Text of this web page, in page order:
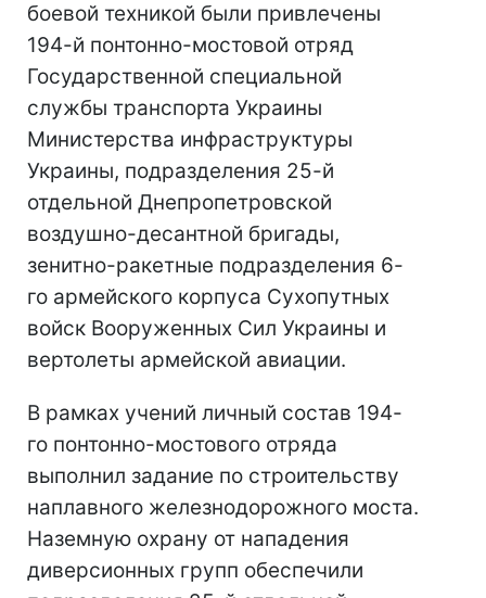
боевой техникой были привлечены
194-й понтонно-мостовой отряд
Государственной специальной
службы транспорта Украины
Министерства инфраструктуры
Украины, подразделения 25-й
отдельной Днепропетровской
воздушно-десантной бригады,
зенитно-ракетные подразделения 6-
го армейского корпуса Сухопутных
войск Вооруженных Сил Украины и
вертолеты армейской авиации.
В рамках учений личный состав 194-
го понтонно-мостового отряда
выполнил задание по строительству
наплавного железнодорожного моста.
Наземную охрану от нападения
диверсионных групп обеспечили